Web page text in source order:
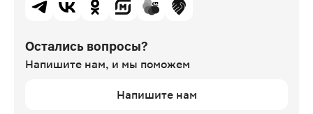
Остались вопросы?
Напишите нам, и мы поможем
Напишите нам